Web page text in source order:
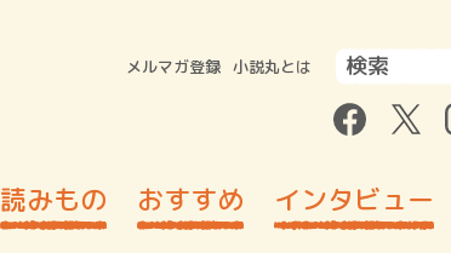
メルマガ登録 小説丸とは
読みもの おすすめ インタビュー